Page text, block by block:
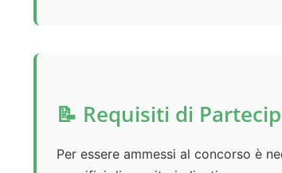
📝 Requisiti di
Per essere ammessi al concorso è